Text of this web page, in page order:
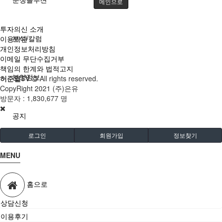
분석/칼럼
분양정보
공지
투자의신 소개
이용약관
개인정보처리방침
이메일 무단수집거부
책임의 한계와 법적고지
허준열TV
All rights reserved.
CopyRight 2021 (주)은유
방문자 : 1,830,677 명
로그인 회원가입 정보찾기
MENU
홈으로
상담신청
이용후기